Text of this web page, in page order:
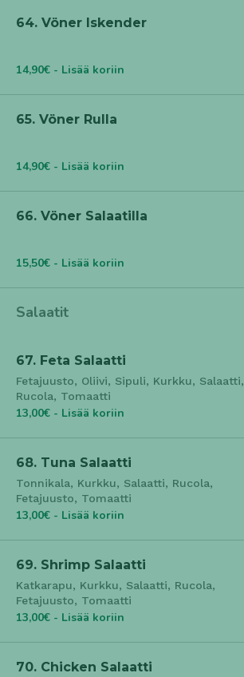
64. Vöner Iskender
14,90€ - Lisää koriin
65. Vöner Rulla
14,90€ - Lisää koriin
66. Vöner Salaatilla
15,50€ - Lisää koriin
Salaatit
67. Feta Salaatti
Fetajuusto, Oliivi, Sipuli, Kurkku, Salaatti,
Rucola, Tomaatti
13,00€ - Lisää koriin
68. Tuna Salaatti
Tonnikala, Kurkku, Salaatti, Rucola,
Fetajuusto, Tomaatti
13,00€ - Lisää koriin
69. Shrimp Salaatti
Katkarapu, Kurkku, Salaatti, Rucola,
Fetajuusto, Tomaatti
13,00€ - Lisää koriin
70. Chicken Salaatti